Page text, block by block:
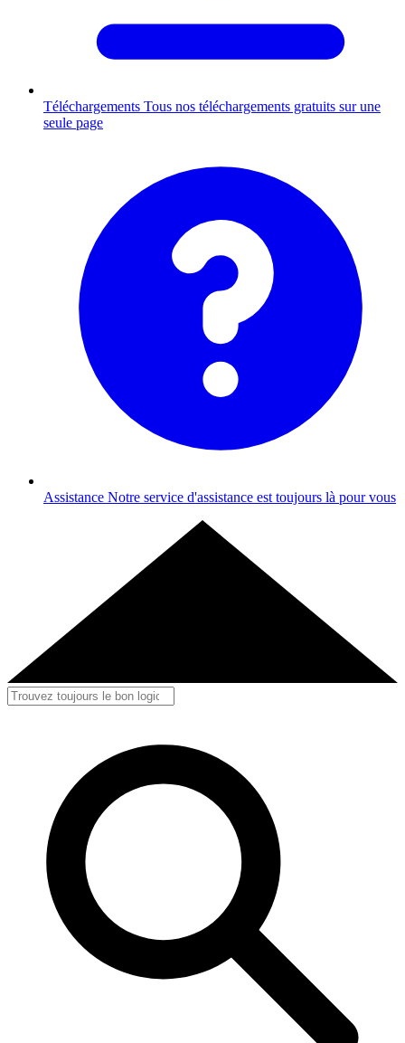
Téléchargements Tous nos téléchargements gratuits sur une
seule page
Assistance Notre service d'assistance est toujours là pour vous